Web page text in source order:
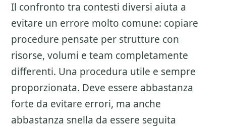
Il confronto tra contesti diversi aiuta a
evitare un errore molto comune: copiare
procedure pensate per strutture con
risorse, volumi e team completamente
differenti. Una procedura utile e sempre
proporzionata. Deve essere abbastanza
forte da evitare errori, ma anche
abbastanza snella da essere seguita